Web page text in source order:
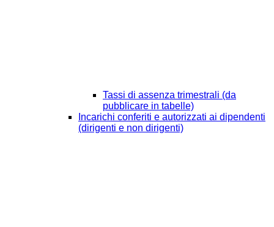
Tassi di assenza trimestrali (da
pubblicare in tabelle)
Incarichi conferiti e autorizzati ai dipendenti
(dirigenti e non dirigenti)